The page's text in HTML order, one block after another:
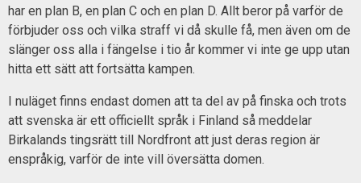
har en plan B, en plan C och en plan D. Allt beror på varför de
förbjuder oss och vilka straff vi då skulle få, men även om de
slänger oss alla i fängelse i tio år kommer vi inte ge upp utan
hitta ett sätt att fortsätta kampen.
I nuläget finns endast domen att ta del av på finska och trots
att svenska är ett officiellt språk i Finland så meddelar
Birkalands tingsrätt till Nordfront att just deras region är
enspråkig, varför de inte vill översätta domen.